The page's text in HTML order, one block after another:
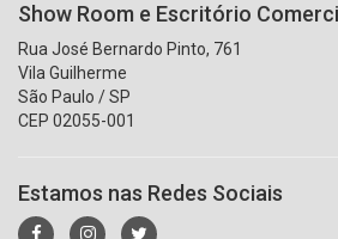
Show Room e Escritório
Rua José Bernardo Pinto, 761
Vila Guilherme
São Paulo / SP
CEP 02055-001
Estamos nas Redes Sociais